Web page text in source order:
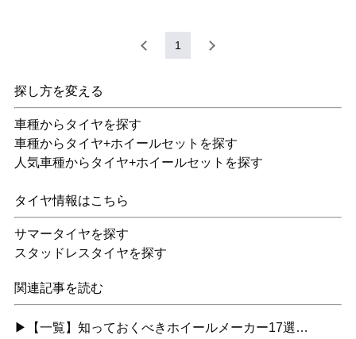
1
探し方を変える
車種からタイヤを探す
車種からタイヤ+ホイールセットを探す
人気車種からタイヤ+ホイールセットを探す
タイヤ情報はこちら
サマータイヤを探す
スタッドレスタイヤを探す
関連記事を読む
▶【一覧】知っておくべきホイールメーカー17選…